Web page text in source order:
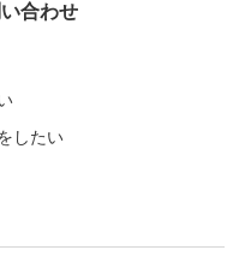
合わせ
したい